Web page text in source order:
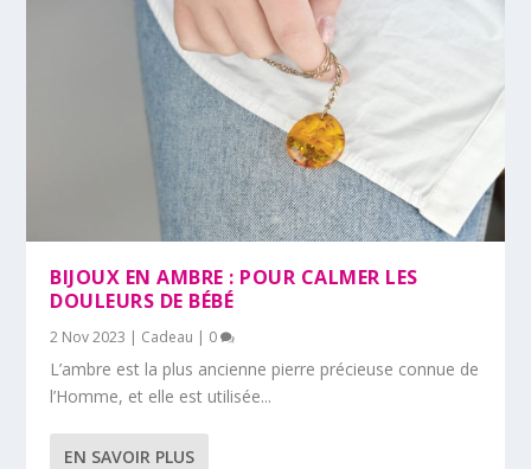
CADEAUX PERSONNALISÉS : COMMENT LES
CHOISIR POUR F...
IDÉES DE CADEAUX POUR LA NAISSANCE DE
VOTRE BÉBÉ...
BIJOUX EN AMBRE : POUR CALMER LES
DOULEURS DE BÉBÉ
2 Nov 2023 | Cadeau | 0
L’ambre est la plus ancienne pierre précieuse connue de
l’Homme, et elle est utilisée...
EN SAVOIR PLUS